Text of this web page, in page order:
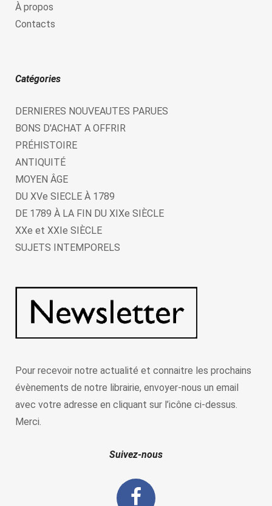
À propos
Contacts
Catégories
DERNIERES NOUVEAUTES PARUES
BONS D'ACHAT A OFFRIR
PRÉHISTOIRE
ANTIQUITÉ
MOYEN ÂGE
DU XVe SIECLE À 1789
DE 1789 À LA FIN DU XIXe SIÈCLE
XXe et XXIe SIÈCLE
SUJETS INTEMPORELS
Pour recevoir notre actualité et connaitre les prochains
évènements de notre librairie, envoyer-nous un email
avec votre adresse en cliquant sur l’icône ci-dessus.
Merci.
Suivez-nous